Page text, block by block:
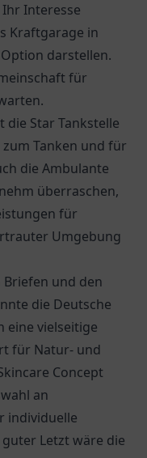
Interesse
Kraftgarage in
darstellen.
für
die Star Tankstelle
Tanken und für
die Ambulante
überraschen,
für
Umgebung
Briefen und den
die Deutsche
eine vielseitige
für Natur- und
Concept
an
individuelle
Letzt wäre die